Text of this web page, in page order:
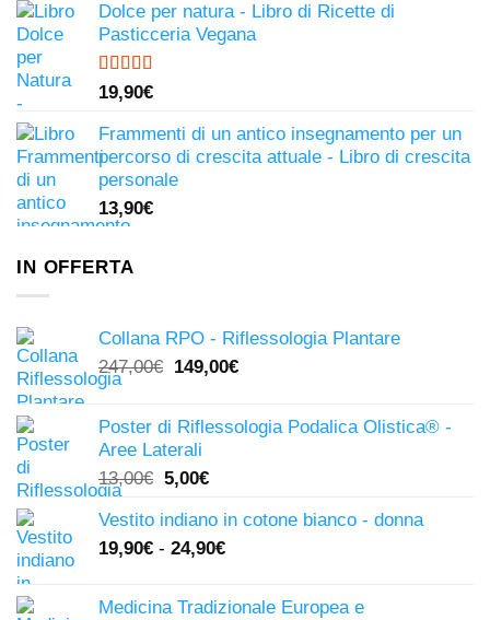
Dolce per natura - Libro di Ricette di
Pasticceria Vegana
Valutato
4.81
19,90€
Frammenti di un antico insegnamento per un
percorso di crescita attuale - Libro di crescita
personale
13,90€
IN OFFERTA
Collana RPO - Riflessologia Plantare
247,00€ Il
era:
247,00€.
149,00€Il
è:
Poster di Riflessologia Podalica Olistica® -
Aree Laterali
13,00€ Il
originale
era:
5,00€Il
attuale
è:
Vestito indiano in cotone bianco - donna
19,90€ - 24,90€
Medicina Tradizionale Europea e